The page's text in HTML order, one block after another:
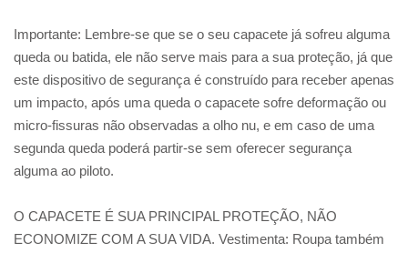
Importante: Lembre-se que se o seu capacete já sofreu alguma
queda ou batida, ele não serve mais para a sua proteção, já que
este dispositivo de segurança é construído para receber apenas
um impacto, após uma queda o capacete sofre deformação ou
micro-fissuras não observadas a olho nu, e em caso de uma
segunda queda poderá partir-se sem oferecer segurança
alguma ao piloto.
O CAPACETE É SUA PRINCIPAL PROTEÇÃO, NÃO
ECONOMIZE COM A SUA VIDA. Vestimenta: Roupa também